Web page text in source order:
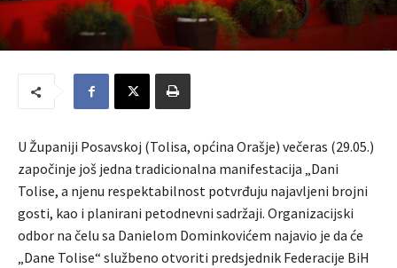
U Županiji Posavskoj (Tolisa, općina Orašje) večeras (29.05.)
započinje još jedna tradicionalna manifestacija „Dani
Tolise, a njenu respektabilnost potvrđuju najavljeni brojni
gosti, kao i planirani petodnevni sadržaji. Organizacijski
odbor na čelu sa Danielom Dominkovićem najavio je da će
„Dane Tolise“ službeno otvoriti predsjednik Federacije BiH